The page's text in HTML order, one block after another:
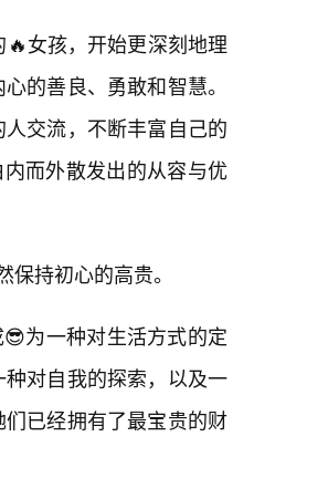
女孩，开始更深刻地理
的善良、勇敢和智慧。
交流，不断丰富自己的
而外散发出的从容与优
持初心的高贵。
为一种对生活方式的定
对自我的探索，以及一
已经拥有了最宝贵的财